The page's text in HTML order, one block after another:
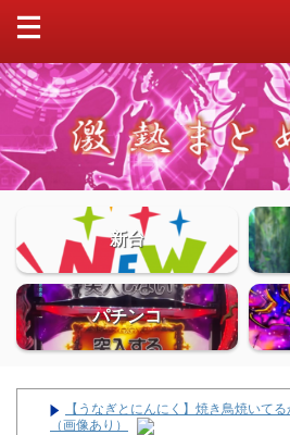
新台
パチンコ
【うなぎとにんにく】焼き鳥焼いて
（画像あり）